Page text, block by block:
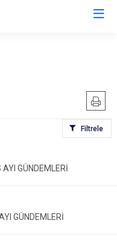
Filtrele
GÜNDEMLERİ
GÜNDEMLERİ